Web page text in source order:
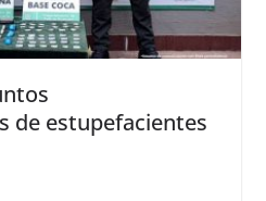
de estupefacientes